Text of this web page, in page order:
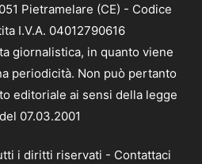
Pietramelare (CE) - Codice
I.V.A. 04012790616
giornalistica, in quanto viene
periodicità. Non può pertanto
editoriale ai sensi della legge
07.03.2001
i diritti riservati - Contattaci